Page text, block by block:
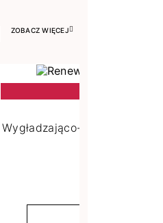
ZOBACZ WIĘCEJ
Wygładzająco-zmiękczający